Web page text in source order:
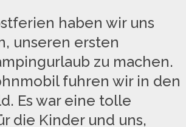
haben wir uns
unseren ersten
zu machen.
fuhren wir in den
Es war eine tolle
die Kinder und uns,